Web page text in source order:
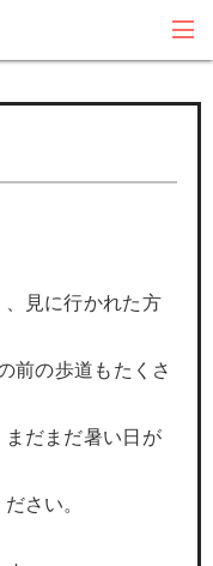
見に行かれた方
前の歩道もたくさ
だまだ暑い日が
さい。